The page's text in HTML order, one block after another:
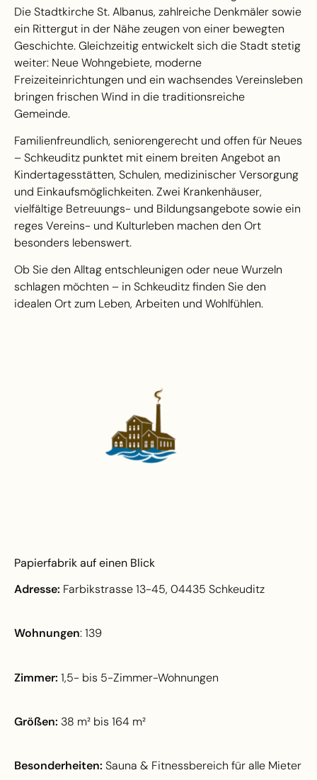
Die Stadtkirche St. Albanus, zahlreiche Denkmäler sowie
ein Rittergut in der Nähe zeugen von einer bewegten
Geschichte. Gleichzeitig entwickelt sich die Stadt stetig
weiter: Neue Wohngebiete, moderne
Freizeiteinrichtungen und ein wachsendes Vereinsleben
bringen frischen Wind in die traditionsreiche
Gemeinde.
Familienfreundlich, seniorengerecht und offen für Neues
– Schkeuditz punktet mit einem breiten Angebot an
Kindertagesstätten, Schulen, medizinischer Versorgung
und Einkaufsmöglichkeiten. Zwei Krankenhäuser,
vielfältige Betreuungs- und Bildungsangebote sowie ein
reges Vereins- und Kulturleben machen den Ort
besonders lebenswert.
Ob Sie den Alltag entschleunigen oder neue Wurzeln
schlagen möchten – in Schkeuditz finden Sie den
idealen Ort zum Leben, Arbeiten und Wohlfühlen.
Papierfabrik auf einen Blick
Adresse: Farbikstrasse 13-45, 04435 Schkeuditz
Wohnungen: 139
Zimmer: 1,5- bis 5-Zimmer-Wohnungen
Größen: 38 m² bis 164 m²
Besonderheiten: Sauna & Fitnessbereich für alle Mieter